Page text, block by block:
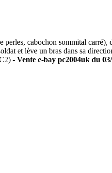
cabochon sommital
et lève un bras dans sa
- Vente e-bay pc2004uk du